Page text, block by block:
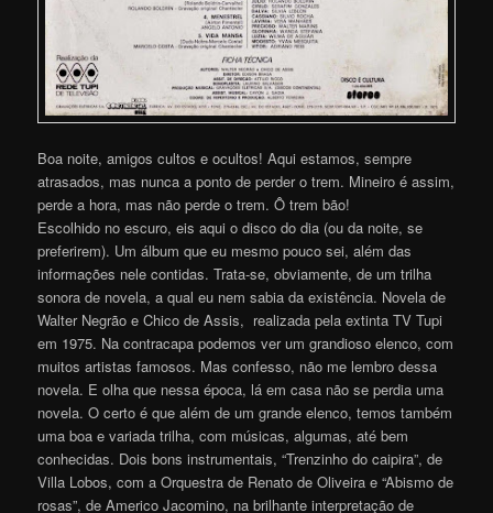
Boa noite, amigos cultos e ocultos! Aqui estamos, sempre
atrasados, mas nunca a ponto de perder o trem. Mineiro é assim,
perde a hora, mas não perde o trem. Ô trem bão!
Escolhido no escuro, eis aqui o disco do dia (ou da noite, se
preferirem). Um álbum que eu mesmo pouco sei, além das
informações nele contidas. Trata-se, obviamente, de um trilha
sonora de novela, a qual eu nem sabia da existência. Novela de
Walter Negrão e Chico de Assis, realizada pela extinta TV Tupi
em 1975. Na contracapa podemos ver um grandioso elenco, com
muitos artistas famosos. Mas confesso, não me lembro dessa
novela. E olha que nessa época, lá em casa não se perdia uma
novela. O certo é que além de um grande elenco, temos também
uma boa e variada trilha, com músicas, algumas, até bem
conhecidas. Dois bons instrumentais, “Trenzinho do caipira”, de
Villa Lobos, com a Orquestra de Renato de Oliveira e “Abismo de
rosas”, de Americo Jacomino, na brilhante interpretação de